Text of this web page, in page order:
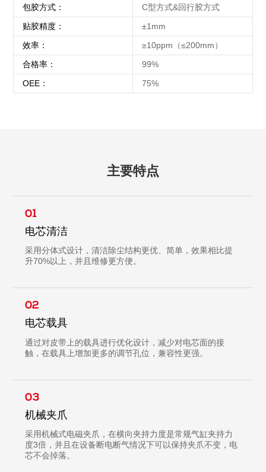
包胶方式：
C型方式&回行胶方式
贴胶精度：
±1mm
效率：
≥10ppm（≤200mm）
合格率：
99%
OEE：
75%
主要特点
01
电芯清洁
采用分体式设计，清洁除尘结构更优、简单，效果相比提
升70%以上，并且维修更方便。
02
电芯载具
通过对皮带上的载具进行优化设计，减少对电芯面的接
触，在载具上增加更多的调节孔位，兼容性更强。
03
机械夹爪
采用机械式电磁夹爪，在横向夹持力度是常规气缸夹持力
度3倍，并且在设备断电断气情况下可以保持夹爪不变，电
芯不会掉落。